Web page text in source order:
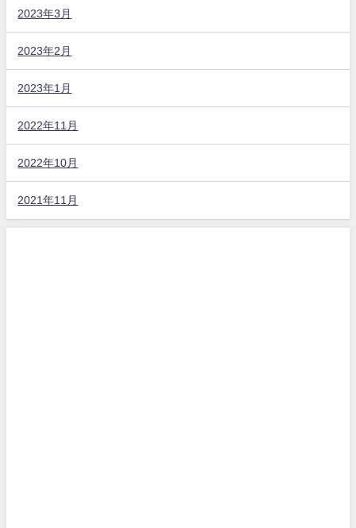
2023年3月
2023年2月
2023年1月
2022年11月
2022年10月
2021年11月